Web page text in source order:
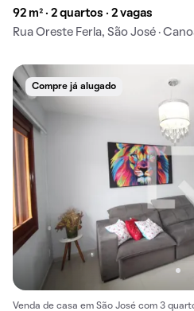
92 m² · 2 quartos · 2 vagas
Rua Oreste Ferla, São José ·
Compre já alugado
Venda de casa em São José com 3